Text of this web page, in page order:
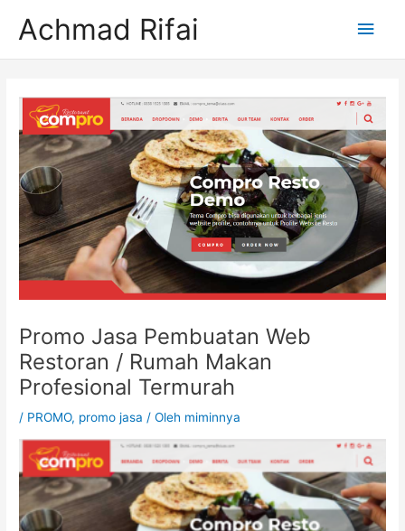
Achmad Rifai
Promo Jasa Pembuatan Web
Restoran / Rumah Makan
Profesional Termurah
/ PROMO, promo jasa / Oleh miminnya